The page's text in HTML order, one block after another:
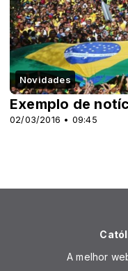
Novidades
02/03/2016 • 09:45
Exemplo de
A melhor